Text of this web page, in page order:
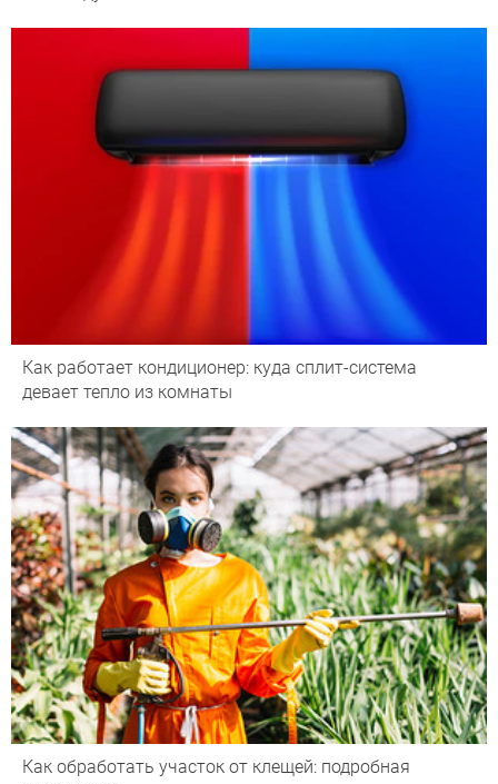
Как работает кондиционер: куда сплит-система
девает тепло из комнаты
Как обработать участок от клещей: подробная